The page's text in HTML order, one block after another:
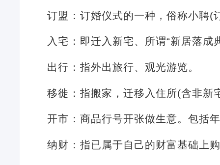
订盟：订婚仪式的一种，俗称小聘(
入宅：即迁入新宅、所谓“新居落成
出行：指外出旅行、观光游览。
移徙：指搬家，迁移入住所(含非新
开市：商品行号开张做生意。包括
纳财：指已属于自己的财富基础上